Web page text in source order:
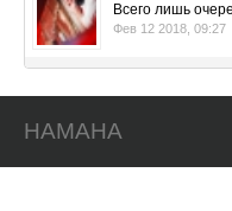
Всего лишь
Фев 12 2018, 09:27
HAMAHA